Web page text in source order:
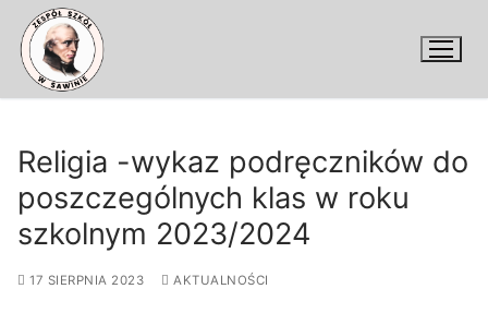
Przejdź
treści
Religia -wykaz podręczników do
poszczególnych klas w roku
szkolnym 2023/2024
17 SIERPNIA 2023 AKTUALNOŚCI